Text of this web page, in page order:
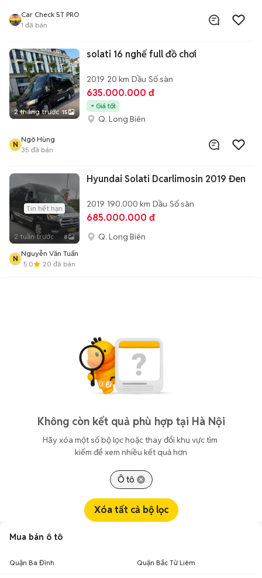
Car Check 5T PRO
1 đã bán
2 tháng trước 15
solati 16 nghế full đồ chơi
2019 20 km Dầu Số sàn
635.000.000 đ
Giá tốt
Q. Long Biên
N
Ngô Hùng
35 đã bán
Tin hết hạn
2 tuần trước 8
Hyundai Solati Dcarlimosin 2019 Đen
2019 190.000 km Dầu Số sàn
685.000.000 đ
Q. Long Biên
N
Nguyễn Văn Tuấn
5.0
20 đã bán
Không còn kết quả phù hợp tại Hà Nội
Hãy xóa một số bộ lọc hoặc thay đổi khu vực tìm
kiếm để xem nhiều kết quả hơn
Ô tô
Xóa tất cả bộ lọc
Mua bán ô tô
Quận Ba Đình Quận Bắc Từ Liêm